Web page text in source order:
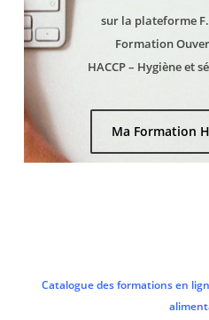
sur la plateforme
Formation
HACCP – Hygiène et
Ma Formation
Catalogue des formations en